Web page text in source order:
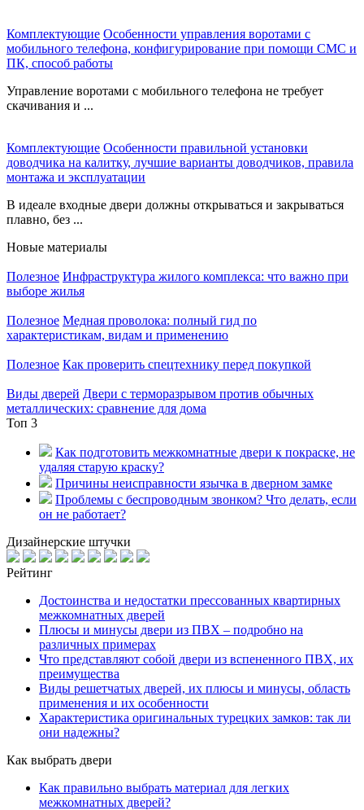
Комплектующие Особенности управления воротами с
мобильного телефона, конфигурирование при помощи СМС и
ПК, способ работы
Управление воротами с мобильного телефона не требует
скачивания и ...
Комплектующие Особенности правильной установки
доводчика на калитку, лучшие варианты доводчиков, правила
монтажа и эксплуатации
В идеале входные двери должны открываться и закрываться
плавно, без ...
Новые материалы
Полезное Инфраструктура жилого комплекса: что важно при
выборе жилья
Полезное Медная проволока: полный гид по
характеристикам, видам и применению
Полезное Как проверить спецтехнику перед покупкой
Виды дверей Двери с терморазрывом против обычных
металлических: сравнение для дома
Топ 3
Как подготовить межкомнатные двери к покраске, не
удаляя старую краску?
Причины неисправности язычка в дверном замке
Проблемы с беспроводным звонком? Что делать, если
он не работает?
Дизайнерские штучки
Рейтинг
Достоинства и недостатки прессованных квартирных
межкомнатных дверей
Плюсы и минусы двери из ПВХ – подробно на
различных примерах
Что представляют собой двери из вспененного ПВХ, их
преимущества
Виды решетчатых дверей, их плюсы и минусы, область
применения и их особенности
Характеристика оригинальных турецких замков: так ли
они надежны?
Как выбрать двери
Как правильно выбрать материал для легких
межкомнатных дверей?